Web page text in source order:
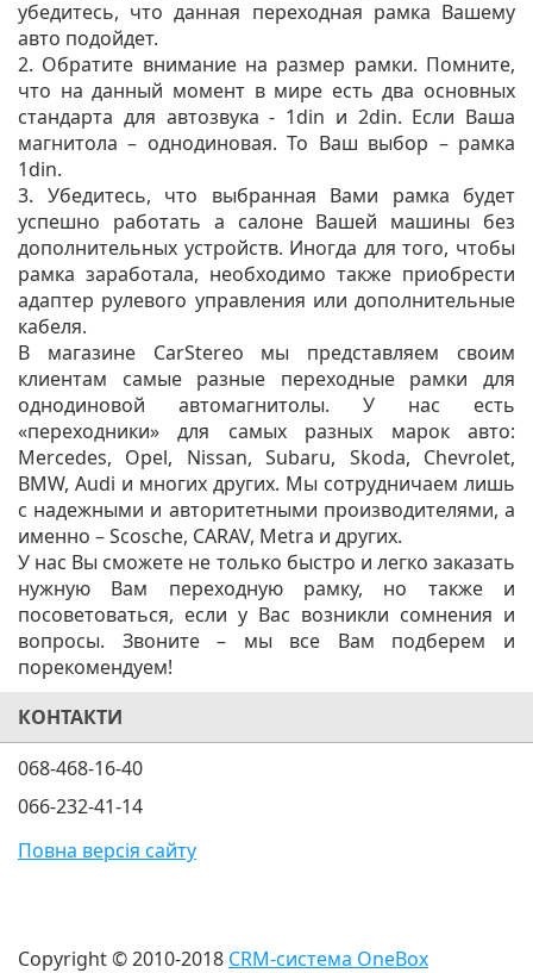
убедитесь, что данная переходная рамка Вашему
авто подойдет.
2. Обратите внимание на размер рамки. Помните,
что на данный момент в мире есть два основных
стандарта для автозвука - 1din и 2din. Если Ваша
магнитола – однодиновая. То Ваш выбор – рамка
1din.
3. Убедитесь, что выбранная Вами рамка будет
успешно работать а салоне Вашей машины без
дополнительных устройств. Иногда для того, чтобы
рамка заработала, необходимо также приобрести
адаптер рулевого управления или дополнительные
кабеля.
В магазине CarStereo мы представляем своим
клиентам самые разные переходные рамки для
однодиновой автомагнитолы. У нас есть
«переходники» для самых разных марок авто:
Mercedes, Opel, Nissan, Subaru, Skoda, Chevrolet,
BMW, Audi и многих других. Мы сотрудничаем лишь
с надежными и авторитетными производителями, а
именно – Scosche, CARAV, Metra и других.
У нас Вы сможете не только быстро и легко заказать
нужную Вам переходную рамку, но также и
посоветоваться, если у Вас возникли сомнения и
вопросы. Звоните – мы все Вам подберем и
порекомендуем!
КОНТАКТИ
068-468-16-40
066-232-41-14
Повна версія сайту
Copyright © 2010-2018 CRM-система OneBox